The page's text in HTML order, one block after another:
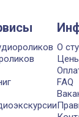
О
FAQ